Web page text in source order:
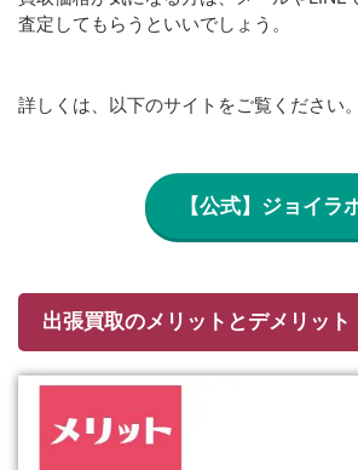
査定してもらうといいでしょう。
詳しくは、以下のサイトをご覧ください。
【公式】ジョイラ
出張買取のメリットとデメリット